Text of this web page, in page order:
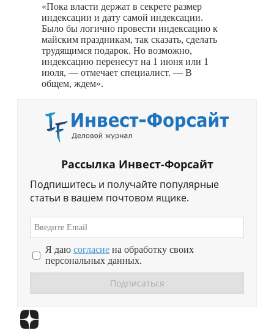
«Пока власти держат в секрете размер
индексации и дату самой индексации.
Было бы логично провести индексацию к
майским праздникам, так сказать, сделать
трудящимся подарок. Но возможно,
индексацию перенесут на 1 июня или 1
июля, — отмечает специалист. — В
общем, ждем».
Рассылка Инвест-Форсайт
Подпишитесь и получайте популярные
статьи в вашем почтовом ящике.
Я даю согласие на обработку своих
персональных данных.